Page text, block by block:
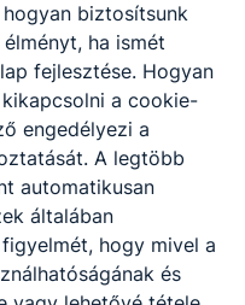
biztosítsunk
ha ismét
fejlesztése. Hogyan
a cookie-
engedélyezi a
A legtöbb
automatikusan
általában
hogy mivel a
és